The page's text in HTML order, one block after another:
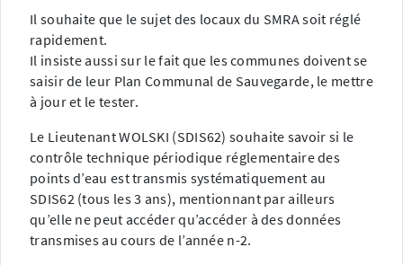
Il souhaite que le sujet des locaux du SMRA soit réglé
rapidement.
Il insiste aussi sur le fait que les communes doivent se
saisir de leur Plan Communal de Sauvegarde, le mettre
à jour et le tester.
Le Lieutenant WOLSKI (SDIS62) souhaite savoir si le
contrôle technique périodique réglementaire des
points d’eau est transmis systématiquement au
SDIS62 (tous les 3 ans), mentionnant par ailleurs
qu’elle ne peut accéder qu’accéder à des données
transmises au cours de l’année n-2.